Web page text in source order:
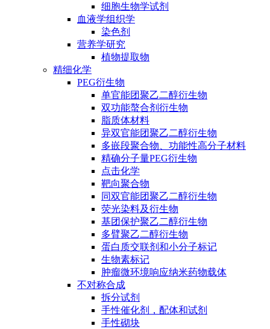
细胞生物学试剂
血液学组织学
染色剂
营养学研究
植物提取物
精细化学
PEG衍生物
单官能团聚乙二醇衍生物
双功能螯合剂衍生物
脂质体材料
异双官能团聚乙二醇衍生物
多嵌段聚合物、功能性高分子材料
精确分子量PEG衍生物
点击化学
靶向聚合物
同双官能团聚乙二醇衍生物
荧光染料及衍生物
基团保护聚乙二醇衍生物
多臂聚乙二醇衍生物
蛋白质交联剂和小分子标记
生物素标记
肿瘤微环境响应纳米药物载体
不对称合成
拆分试剂
手性催化剂，配体和试剂
手性砌块